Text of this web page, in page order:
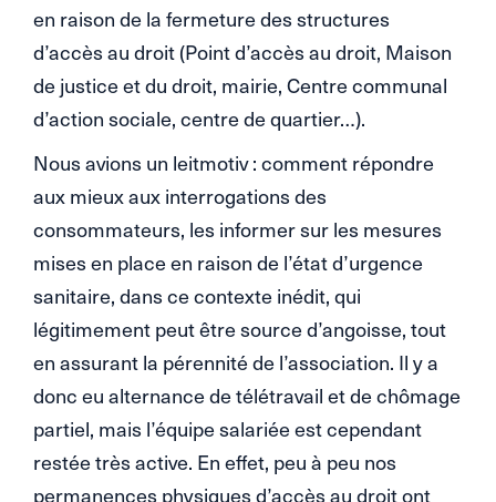
en raison de la fermeture des structures
d’accès au droit (Point d’accès au droit, Maison
de justice et du droit, mairie, Centre communal
d’action sociale, centre de quartier…).
Nous avions un leitmotiv : comment répondre
aux mieux aux interrogations des
consommateurs, les informer sur les mesures
mises en place en raison de l’état d’urgence
sanitaire, dans ce contexte inédit, qui
légitimement peut être source d’angoisse, tout
en assurant la pérennité de l’association. Il y a
donc eu alternance de télétravail et de chômage
partiel, mais l’équipe salariée est cependant
restée très active. En effet, peu à peu nos
permanences physiques d’accès au droit ont